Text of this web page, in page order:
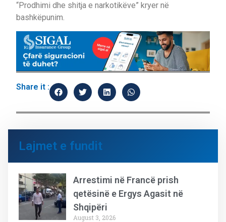
“Prodhimi dhe shitja e narkotikëve” kryer në
bashkëpunim.
Share it :
Lajmet e fundit
Arrestimi në Francë prish
qetësinë e Ergys Agasit në
Shqipëri
August 3, 2026